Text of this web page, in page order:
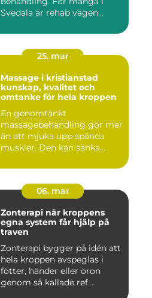
Svedala är rehab vägen
25. mar
Massage i kristianstad
kunskap, kvalitet och
omtanke för hela kroppen
En genomtänkt
massagebehandling gör mer
än att mjuka upp spända
muskler. Den kan sänka
06. mar
Zonterapi när kroppens
egna system får hjälp på
traven
Zonterapi bygger på idén att
hela kroppen avspeglas i
fötter, händer eller öron
genom så kallade ref...